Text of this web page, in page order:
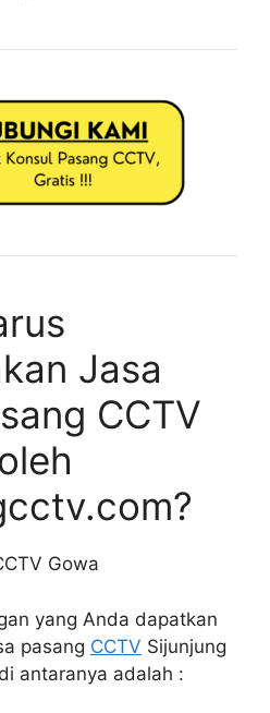
Jasa
CCTV
yang Anda dapatkan
pasang CCTV Sijunjung
antaranya adalah :